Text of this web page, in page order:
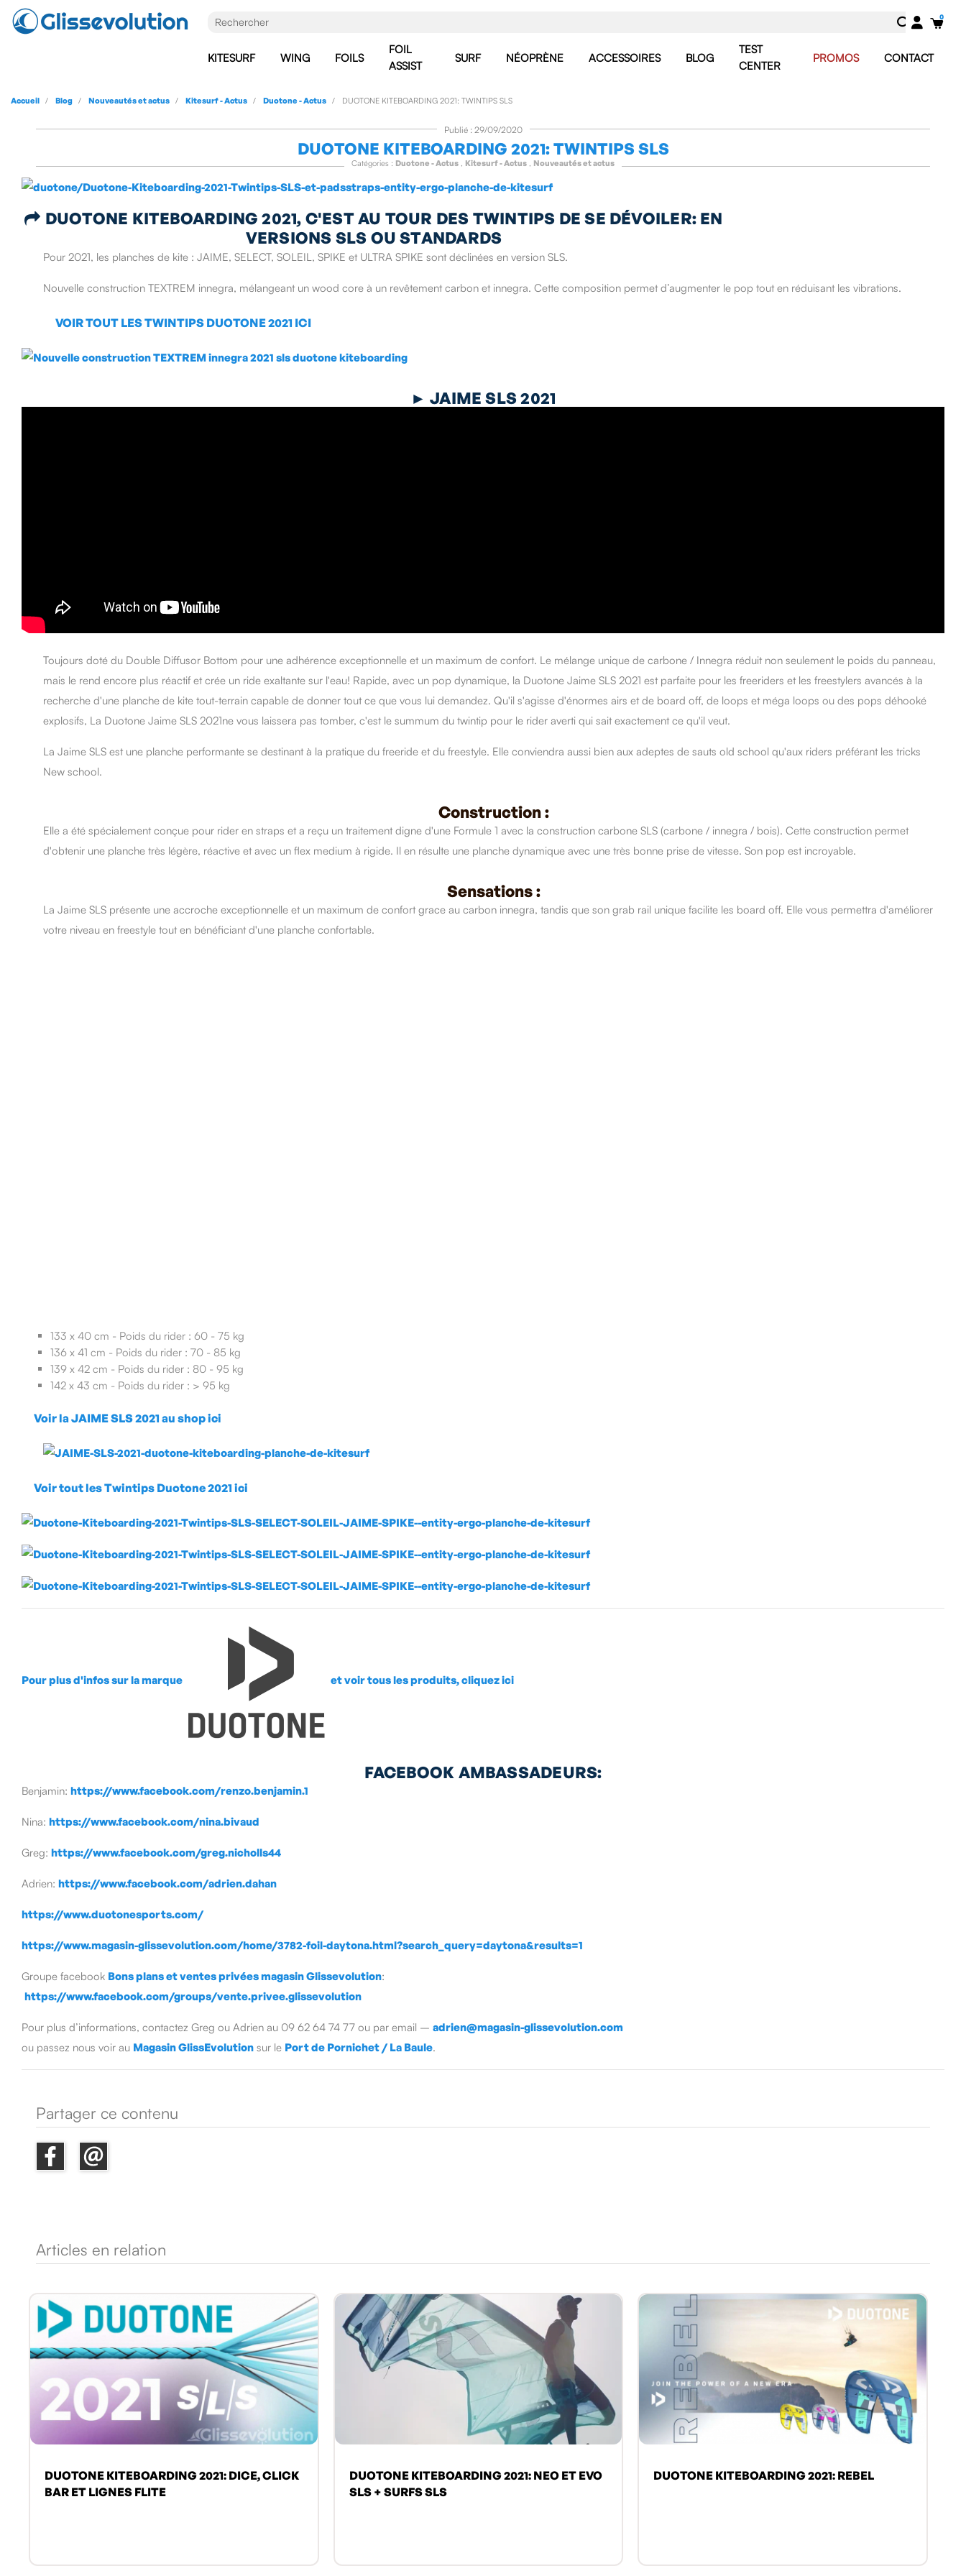
KITESURF WING FOILS
FOIL
ASSIST
SURF NÉOPRÈNE ACCESSOIRES BLOG
TEST
CENTER
PROMOS CONTACT
Accueil Blog Nouveautés et actus Kitesurf - Actus Duotone - Actus DUOTONE KITEBOARDING 2021: TWINTIPS SLS
Publié : 29/09/2020
DUOTONE KITEBOARDING 2021: TWINTIPS SLS
Catégories : Duotone - Actus , Kitesurf - Actus , Nouveautés et actus
 DUOTONE KITEBOARDING 2021, C'EST AU TOUR DES TWINTIPS DE SE DÉVOILER: EN
VERSIONS SLS OU STANDARDS
Pour 2021, les planches de kite : JAIME, SELECT, SOLEIL, SPIKE et ULTRA SPIKE sont déclinées en version SLS.
Nouvelle construction TEXTREM innegra, mélangeant un wood core à un revêtement carbon et innegra. Cette composition permet d’augmenter le pop tout en réduisant les vibrations.
VOIR TOUT LES TWINTIPS DUOTONE 2021 ICI
►JAIME SLS 2021
Toujours doté du Double Diffusor Bottom pour une adhérence exceptionnelle et un maximum de confort. Le mélange unique de carbone / Innegra réduit non seulement le poids du panneau,
mais le rend encore plus réactif et crée un ride exaltante sur l'eau! Rapide, avec un pop dynamique, la Duotone Jaime SLS 2021 est parfaite pour les freeriders et les freestylers avancés à la
recherche d'une planche de kite tout-terrain capable de donner tout ce que vous lui demandez. Qu'il s'agisse d'énormes airs et de board off, de loops et méga loops ou des pops déhooké
explosifs, La Duotone Jaime SLS 2021ne vous laissera pas tomber, c'est le summum du twintip pour le rider averti qui sait exactement ce qu'il veut.
La Jaime SLS est une planche performante se destinant à la pratique du freeride et du freestyle. Elle conviendra aussi bien aux adeptes de sauts old school qu'aux riders préférant les tricks
New school.
Construction :
Elle a été spécialement conçue pour rider en straps et a reçu un traitement digne d'une Formule 1 avec la construction carbone SLS (carbone / innegra / bois). Cette construction permet
d'obtenir une planche très légère, réactive et avec un flex medium à rigide. Il en résulte une planche dynamique avec une très bonne prise de vitesse. Son pop est incroyable.
Sensations :
La Jaime SLS présente une accroche exceptionnelle et un maximum de confort grace au carbon innegra, tandis que son grab rail unique facilite les board off. Elle vous permettra d'améliorer
votre niveau en freestyle tout en bénéficiant d'une planche confortable.
133 x 40 cm - Poids du rider : 60 - 75 kg
136 x 41 cm - Poids du rider : 70 - 85 kg
139 x 42 cm - Poids du rider : 80 - 95 kg
142 x 43 cm - Poids du rider : > 95 kg
Voir la JAIME SLS 2021 au shop ici
Voir tout les Twintips Duotone 2021 ici
Pour plus d'infos sur la marque et voir tous les produits, cliquez ici
FACEBOOK AMBASSADEURS:
Benjamin: https://www.facebook.com/renzo.benjamin.1
Nina: https://www.facebook.com/nina.bivaud
Greg: https://www.facebook.com/greg.nicholls44
Adrien: https://www.facebook.com/adrien.dahan
https://www.duotonesports.com/
https://www.magasin-glissevolution.com/home/3782-foil-daytona.html?search_query=daytona&results=1
Groupe facebook Bons plans et ventes privées magasin Glissevolution:
https://www.facebook.com/groups/vente.privee.glissevolution
Pour plus d’informations, contactez Greg ou Adrien au 09 62 64 74 77 ou par email – adrien@magasin-glissevolution.com
ou passez nous voir au Magasin GlissEvolution sur le Port de Pornichet / La Baule.
Partager ce contenu
Articles en relation
DUOTONE KITEBOARDING 2021: DICE, CLICK
BAR ET LIGNES FLITE
DUOTONE KITEBOARDING 2021: NEO ET EVO
SLS + SURFS SLS
DUOTONE KITEBOARDING 2021: REBEL